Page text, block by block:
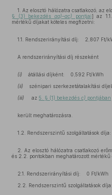
1. Az elosztó hálózatra csatlakozó, az
§ (3) bekezdés aa)–ac) pontjai] az
mértékű díjakat köteles megfizetni:
1.1. Rendszerirányítási díj: 2,807 Ft/
A rendszerirányítási díj részeként
(i) átállási díjként: 0,592 Ft/kWh
(ii) szénipari szerkezetátalakítási
(iii)
az 5. § (1) bekezdés c) pontjában
került meghatározásra.
1.2. Rendszerszintű szolgáltatások
2. Az elosztó hálózatra csatlakozó
és 2.2. pontokban meghatározott
2.1. Rendszerirányítási díj: 0 Ft/kWh
2.2. Rendszerszintű szolgáltatások